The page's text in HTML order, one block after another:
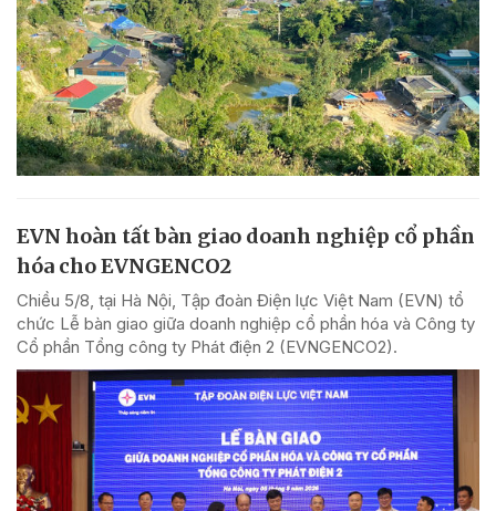
EVN hoàn tất bàn giao doanh nghiệp cổ phần
hóa cho EVNGENCO2
Chiều 5/8, tại Hà Nội, Tập đoàn Điện lực Việt Nam (EVN) tổ
chức Lễ bàn giao giữa doanh nghiệp cổ phần hóa và Công ty
Cổ phần Tổng công ty Phát điện 2 (EVNGENCO2).